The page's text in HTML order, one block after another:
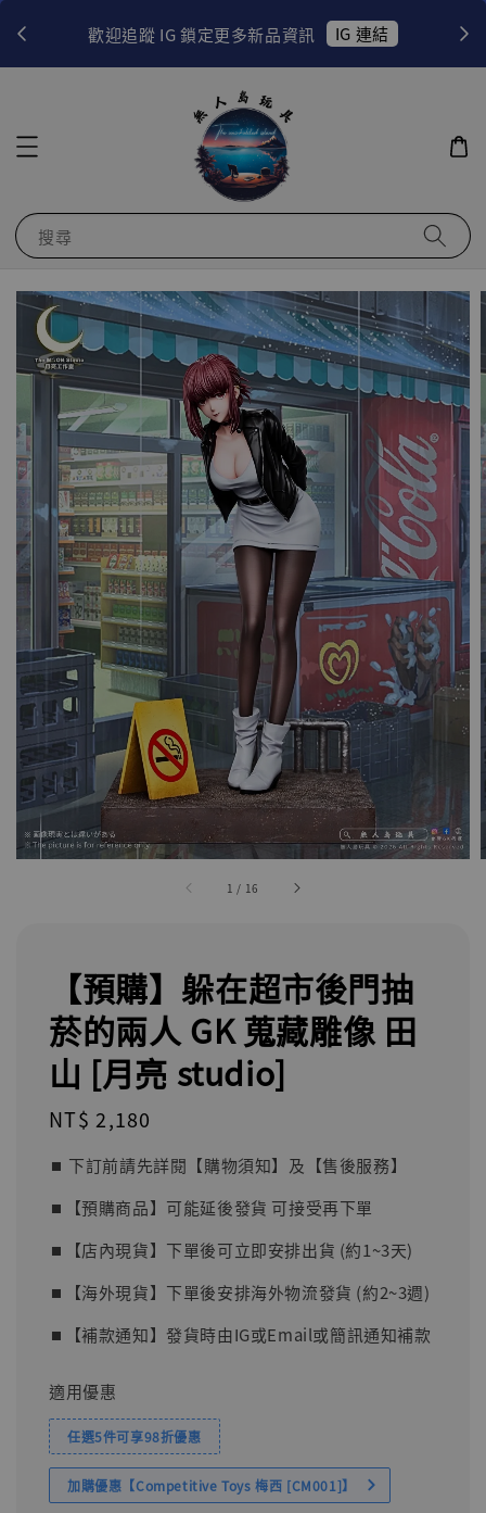
歡迎追蹤 IG 鎖定更多新品資訊 IG 連結
搜尋
1 / 16
【預購】躲在超市後門抽
菸的兩人 GK 蒐藏雕像 田
山 [月亮 studio]
Regular
NT$ 2,180
⏹︎ 下訂前請先詳閱【購物須知】及【售後服務】
⏹︎【預購商品】可能延後發貨 可接受再下單
⏹︎【店內現貨】下單後可立即安排出貨 (約1~3天)
⏹︎【海外現貨】下單後安排海外物流發貨 (約2~3週)
⏹︎【補款通知】發貨時由IG或Email或簡訊通知補款
適用優惠
任選5件可享98折優惠
加購優惠【Competitive Toys 梅西 [CM001]】